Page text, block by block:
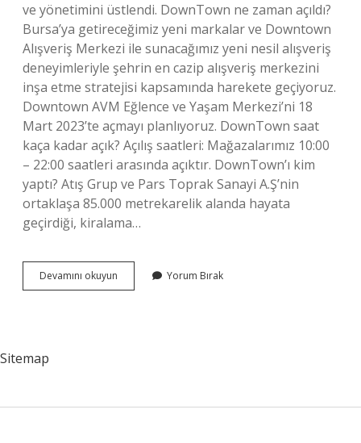
ve yönetimini üstlendi. DownTown ne zaman açıldı?
Bursa’ya getireceğimiz yeni markalar ve Downtown
Alışveriş Merkezi ile sunacağımız yeni nesil alışveriş
deneyimleriyle şehrin en cazip alışveriş merkezini
inşa etme stratejisi kapsamında harekete geçiyoruz.
Downtown AVM Eğlence ve Yaşam Merkezi’ni 18
Mart 2023’te açmayı planlıyoruz. DownTown saat
kaça kadar açık? Açılış saatleri: Mağazalarımız 10:00
– 22:00 saatleri arasında açıktır. DownTown’ı kim
yaptı? Atış Grup ve Pars Toprak Sanayi A.Ş’nin
ortaklaşa 85.000 metrekarelik alanda hayata
geçirdiği, kiralama…
Devamını okuyun Downtown
Bursa
Yorum Bırak
Sitemap